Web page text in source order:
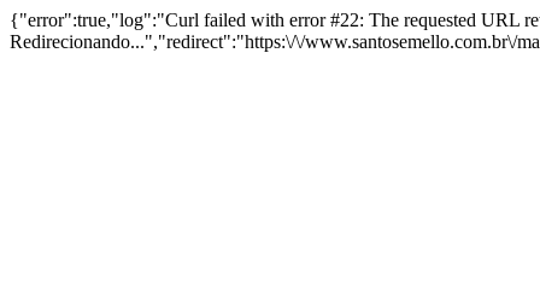
{"error":true,"log":"Curl failed with error #22: The requested URL
Redirecionando...","redirect":"https:\/\/www.santosemello.com.br\/